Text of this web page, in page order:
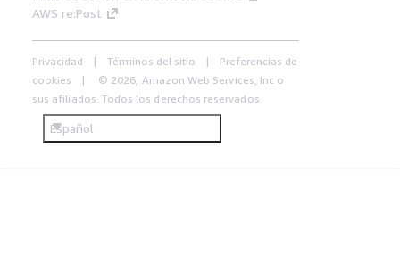
AWS re:Post
Privacidad Términos del sitio
Preferencias de
cookies
© 2026, Amazon Web Services, Inc o
sus afiliados. Todos los derechos reservados.
Español